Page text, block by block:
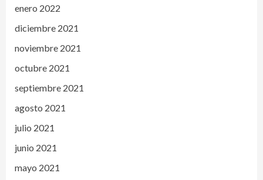
enero 2022
diciembre 2021
noviembre 2021
octubre 2021
septiembre 2021
agosto 2021
julio 2021
junio 2021
mayo 2021